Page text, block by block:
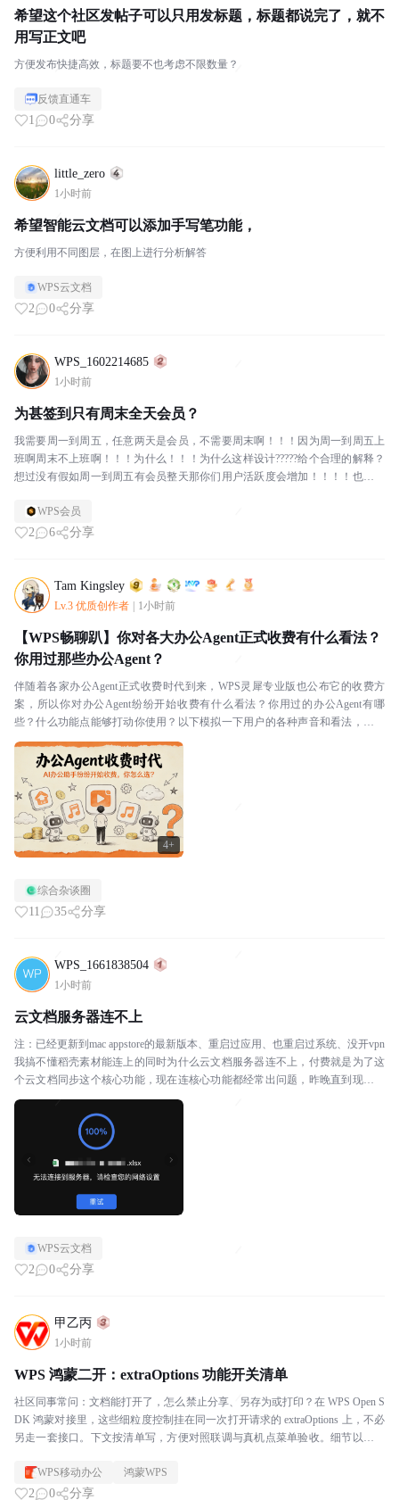
希望这个社区发帖子可以只用发标题，标题都说完了，就不
用写正文吧
方便发布快捷高效，标题要不也考虑不限数量？
反馈直通车
1 0 分享
little_zero
1小时前
希望智能云文档可以添加手写笔功能，
方便利用不同图层，在图上进行分析解答
WPS云文档
2 0 分享
WPS_1602214685
1小时前
为甚签到只有周末全天会员？
我需要周一到周五，任意两天是会员，不需要周末啊！！！因为周一到周五上
班啊周末不上班啊！！！为什么！！！为什么这样设计?????给个合理的解释？
想过没有假如周一到周五有会员整天那你们用户活跃度会增加！！！！也会有
WPS会员
2 6 分享
Tam Kingsley
Lv.3 优质创作者 1小时前
4+
【WPS畅聊趴】你对各大办公Agent正式收费有什么看法？
你用过那些办公Agent？
伴随着各家办公Agent正式收费时代到来，WPS灵犀专业版也公布它的收费方
案，所以你对办公Agent纷纷开始收费有什么看法？你用过的办公Agent有哪
些？什么功能点能够打动你使用？以下模拟一下用户的各种声音和看法，有符
合你想法的吗？收费篇💡用户一：我连它怎...
综合杂谈圈
11 35 分享
WPS_1661838504
1小时前
云文档服务器连不上
注：已经更新到mac appstore的最新版本、重启过应用、也重启过系统、没开vpn
我搞不懂稻壳素材能连上的同时为什么云文档服务器连不上，付费就是为了这
个云文档同步这个核心功能，现在连核心功能都经常出问题，昨晚直到现在都
不work，那我不如用百度网盘得了...
WPS云文档
2 0 分享
甲乙丙
1小时前
WPS 鸿蒙二开：extraOptions 功能开关清单
社区同事常问：文档能打开了，怎么禁止分享、另存为或打印？在 WPS Open S
DK 鸿蒙对接里，这些细粒度控制挂在同一次打开请求的 extraOptions 上，不必
另走一套接口。下文按清单写，方便对照联调与真机点菜单验收。细节以官方
WPS移动办公
鸿蒙WPS
2 0 分享